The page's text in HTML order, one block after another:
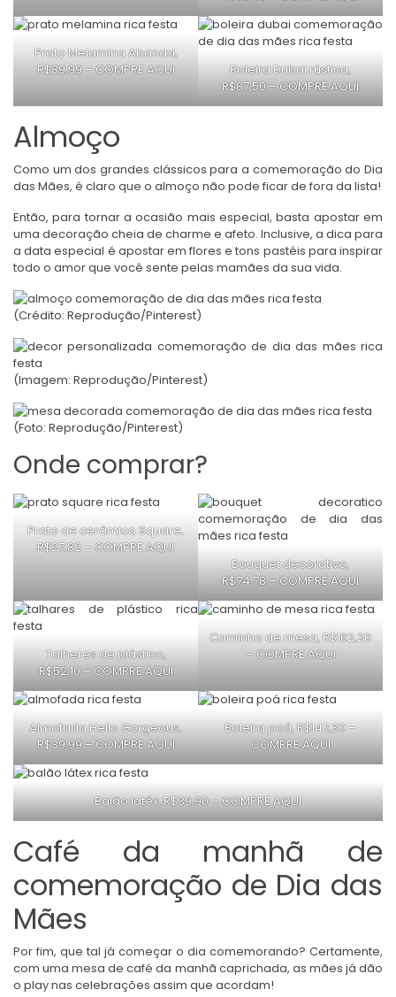
Prato Melamina Abacaxi,
R$89,99 –COMPRE AQUI
Boleira Dubai rústica,
R$87,50 –COMPRE AQUI
Almoço
Como um dos grandes clássicos para a comemoração do Dia
das Mães, é claro que o almoço não pode ficar de fora da lista!
Então, para tornar a ocasião mais especial, basta apostar em
uma decoração cheia de charme e afeto. Inclusive, a dica para
a data especial é apostar em flores e tons pastéis para inspirar
todo o amor que você sente pelas mamães da sua vida.
(Crédito: Reprodução/Pinterest)
(Imagem: Reprodução/Pinterest)
(Foto: Reprodução/Pinterest)
Onde comprar?
Prato de cerâmica Square,
R$27,82 –COMPRE AQUI
Bouquet decorativo,
R$74,78 –COMPRE AQUI
Talheres de plástico,
R$52,10 –COMPRE AQUI
Caminho de mesa, R$162,20
–COMPRE AQUI
Almofada Hello Gorgeous,
R$39,99 –COMPRE AQUI
Boleira poá, R$147,30 –
COMPRE AQUI
Balão latéx, R$39,90 –COMPRE AQUI
Café da manhã de
comemoração de Dia das
Mães
Por fim, que tal já começar o dia comemorando? Certamente,
com uma mesa de café da manhã caprichada, as mães já dão
o play nas celebrações assim que acordam!